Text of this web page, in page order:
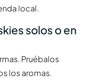
local.
solos o en
Pruébalos
los aromas.